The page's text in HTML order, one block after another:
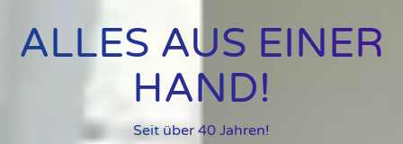
ALLES AUS EINER
HAND!
Seit über 40 Jahren!